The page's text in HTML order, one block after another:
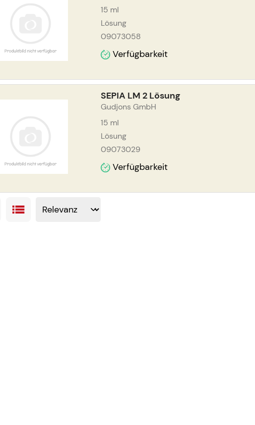
15 ml
Lösung
09073058
Verfügbarkeit
SEPIA LM 2 Lösung
Gudjons GmbH
15 ml
Lösung
09073029
Verfügbarkeit